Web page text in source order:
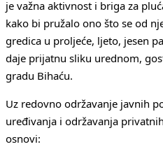
je važna aktivnost i briga za
kako bi pružalo ono što se od
gredica u proljeće, ljeto, jesen
daje prijatnu sliku urednom,
gradu Bihaću.
Uz redovno održavanje javnih
uređivanja i održavanja
osnovi: